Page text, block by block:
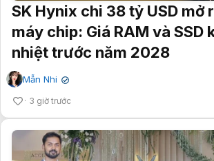
SK Hynix chi 38 tỷ USD mở
máy chip: Giá RAM và SSD
nhiệt trước năm 2028
Mẫn Nhi ✔
3 giờ trước